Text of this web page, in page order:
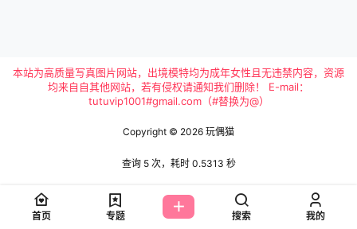
本站为高质量写真图片网站，出境模特均为成年女性且无违禁内容，资源
均来自自其他网站，若有侵权请通知我们删除！ E-mail：
tutuvip1001#gmail.com（#替换为@）
Copyright © 2026 玩偶猫
查询 5 次，耗时 0.5313 秒
首页 专题 搜索 我的